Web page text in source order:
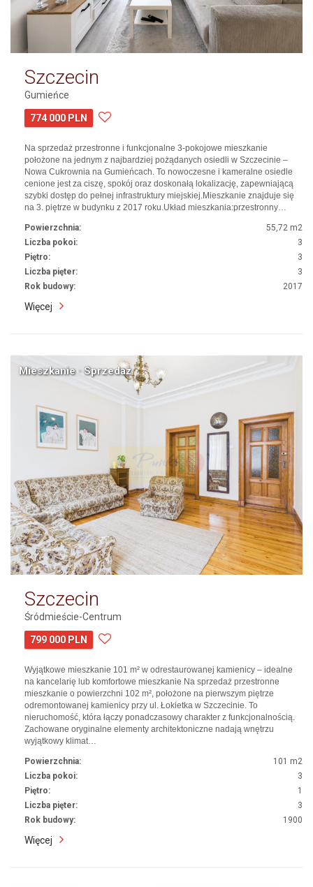
Szczecin
Gumieńce
774 000 PLN
Na sprzedaż przestronne i funkcjonalne 3-pokojowe mieszkanie
położone na jednym z najbardziej pożądanych osiedli w Szczecinie –
Nowa Cukrownia na Gumieńcach. To nowoczesne i kameralne osiedle
cenione jest za ciszę, spokój oraz doskonałą lokalizację, zapewniającą
szybki dostęp do pełnej infrastruktury miejskiej.Mieszkanie znajduje się
na 3. piętrze w budynku z 2017 roku.Układ mieszkania:przestronny…
Powierzchnia:
55,72 m2
Liczba pokoi:
3
Piętro:
3
Liczba pięter:
3
Rok budowy:
2017
Więcej
Mieszkanie · Sprzedaż
Szczecin
Śródmieście-Centrum
799 000 PLN
Wyjątkowe mieszkanie 101 m² w odrestaurowanej kamienicy – idealne
na kancelarię lub komfortowe mieszkanie Na sprzedaż przestronne
mieszkanie o powierzchni 102 m², położone na pierwszym piętrze
odremontowanej kamienicy przy ul. Łokietka w Szczecinie. To
nieruchomość, która łączy ponadczasowy charakter z funkcjonalnością.
Zachowane oryginalne elementy architektoniczne nadają wnętrzu
wyjątkowy klimat…
Powierzchnia:
101 m2
Liczba pokoi:
3
Piętro:
1
Liczba pięter:
3
Rok budowy:
1900
Więcej